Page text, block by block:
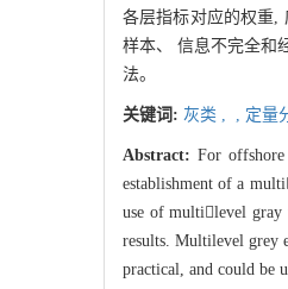
各层指标对应的权重,
样本、 信息不完全和
法。
关键词: 灰类 , , 定量
Abstract: For
establishment of a
use of multilevel gray
results. Multilevel grey
practical, and could be